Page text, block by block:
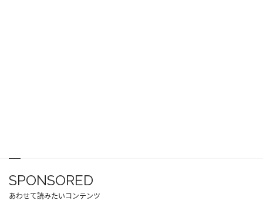
SPONSORED
あわせて読みたいコンテンツ